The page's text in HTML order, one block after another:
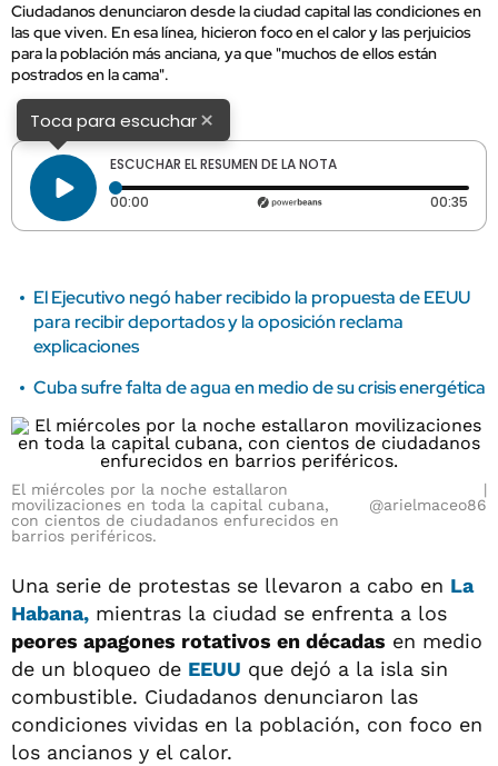
Ciudadanos denunciaron desde la ciudad capital las condiciones en
las que viven. En esa línea, hicieron foco en el calor y las perjuicios
para la población más anciana, ya que "muchos de ellos están
postrados en la cama".
Toca para escuchar×
ESCUCHAR EL RESUMEN DE LA NOTA
00:00 Tiempo transcurrido: 0 segundos 00:35
El Ejecutivo negó haber recibido la propuesta de EEUU
para recibir deportados y la oposición reclama
explicaciones
Cuba sufre falta de agua en medio de su crisis energética
El miércoles por la noche estallaron
movilizaciones en toda la capital cubana,
con cientos de ciudadanos enfurecidos en
barrios periféricos.
@arielmaceo86
Una serie de protestas se llevaron a cabo en La
Habana, mientras la ciudad se enfrenta a los
peores apagones rotativos en décadas en medio
de un bloqueo de EEUU que dejó a la isla sin
combustible. Ciudadanos denunciaron las
condiciones vividas en la población, con foco en
los ancianos y el calor.